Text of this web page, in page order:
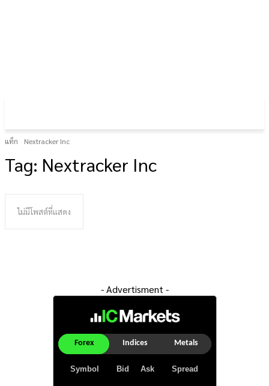
แท็ก Nextracker Inc
Tag: Nextracker Inc
ไม่มีโพสต์ที่แสดง
- Advertisment -